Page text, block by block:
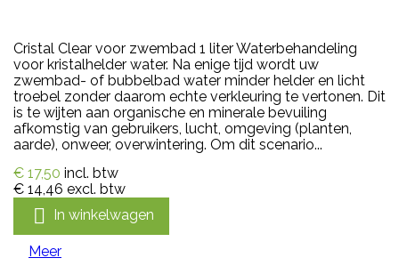
Cristal Clear voor zwembad 1 liter Waterbehandeling
voor kristalhelder water. Na enige tijd wordt uw
zwembad- of bubbelbad water minder helder en licht
troebel zonder daarom echte verkleuring te vertonen. Dit
is te wijten aan organische en minerale bevuiling
afkomstig van gebruikers, lucht, omgeving (planten,
aarde), onweer, overwintering. Om dit scenario...
€ 17,50 incl. btw
€ 14,46 excl. btw
 In winkelwagen
Meer